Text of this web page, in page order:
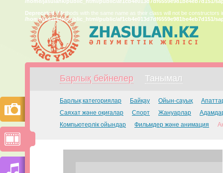
Deprecated: Methods with the same name as their class will not be
/home/jasulank/public_html/public/af1cb4e013d7df6559e981be4eb7d151/
Барлық бейнелер Танымал
Барлық категориялар Байқау Ойын-сауық
Саяхат және оқиғалар
Спорт Жануарлар
Компьютерлік ойындар
Фильмдер және анимация